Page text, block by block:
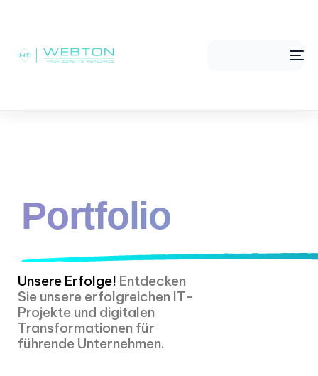
Portfolio
Unsere Erfolge! Entdecken
Sie unsere erfolgreichen IT-
Projekte und digitalen
Transformationen für
führende Unternehmen.